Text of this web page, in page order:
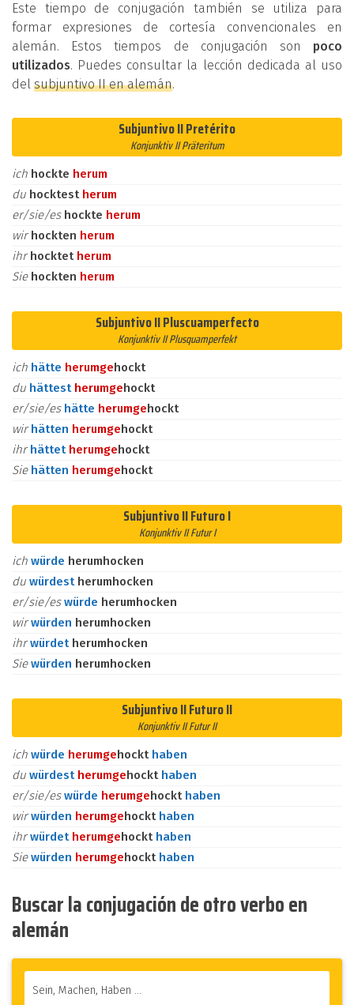
Este tiempo de conjugación también se utiliza para
formar expresiones de cortesía convencionales en
alemán. Estos tiempos de conjugación son poco
utilizados. Puedes consultar la lección dedicada al uso
del subjuntivo II en alemán.
Subjuntivo II Pretérito
Konjunktiv II Präteritum
ich hockte herum
du hocktest herum
er/sie/es hockte herum
wirhockten herum
ihrhocktet herum
Sie hockten herum
Subjuntivo II Pluscuamperfecto
Konjunktiv II Plusquamperfekt
ich hätte herumgehockt
du hättest herumgehockt
er/sie/es hätte herumgehockt
wirhätten herumgehockt
ihrhättet herumgehockt
Sie hätten herumgehockt
Subjuntivo II Futuro I
Konjunktiv II Futur I
ich würde herumhocken
du würdest herumhocken
er/sie/eswürde herumhocken
wirwürden herumhocken
ihrwürdet herumhocken
Siewürden herumhocken
Subjuntivo II Futuro II
Konjunktiv II Futur II
ich würde herumgehockt haben
du würdest herumgehockt haben
er/sie/eswürde herumgehockt haben
wirwürden herumgehockt haben
ihrwürdet herumgehockt haben
Siewürden herumgehockt haben
Buscar la conjugación de otro verbo en
alemán